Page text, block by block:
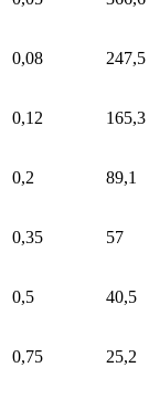
0,08 247,5
0,12 165,3
0,2 89,1
0,35 57
0,5 40,5
0,75 25,2